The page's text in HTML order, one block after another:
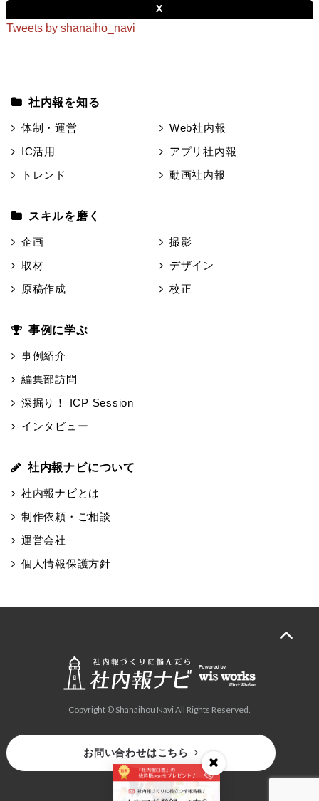
X
Tweets by shanaiho_navi
社内報を知る
体制・運営
IC活用
トレンド
Web社内報
アプリ社内報
動画社内報
スキルを磨く
企画
取材
原稿作成
撮影
デザイン
校正
事例に学ぶ
事例紹介
編集部訪問
深掘り！ ICP Session
インタビュー
社内報ナビについて
社内報ナビとは
制作依頼・ご相談
運営会社
個人情報保護方針
Copyright © Shanaihou Navi All Rights Reserved.
お問い合わせはこちら